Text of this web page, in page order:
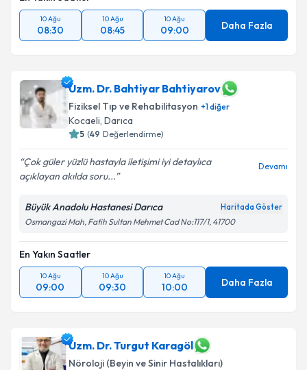
10 Ağu
08:30
10 Ağu
08:45
10 Ağu
09:00 Daha Fazla
Uzm. Dr. Bahtiyar Bahtiyarov
Fiziksel Tıp ve Rehabilitasyon +1diğer
Kocaeli, Darıca
5 (49 Değerlendirme)
Çok güler yüzlü hastayla iletişimi iyi detaylıca
açıklayan akılda soru...
Devamı
Büyük Anadolu Hastanesi Darıca Haritada Göster
Osmangazi Mah, Fatih Sultan Mehmet Cad No:117/1, 41700
En Yakın Saatler
10 Ağu
09:00
10 Ağu
09:30
10 Ağu
10:00 Daha Fazla
Uzm. Dr. Turgut Karagöl
Nöroloji (Beyin ve Sinir Hastalıkları)